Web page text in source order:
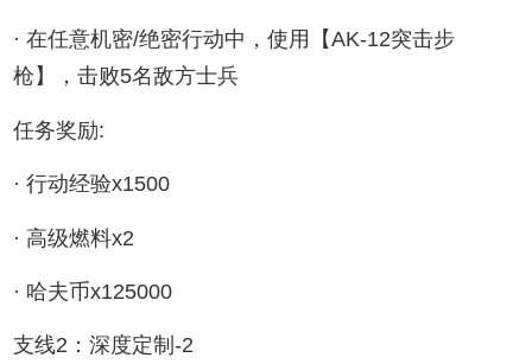
· 在任意机密/绝密行动中，使用【AK-12突击步
枪】，击败5名敌方士兵
任务奖励:
· 行动经验x1500
· 高级燃料x2
· 哈夫币x125000
支线2：深度定制-2